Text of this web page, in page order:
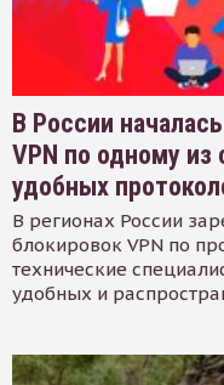
В России
VPN по одному
удобных
В регионах России
блокировок VPN по
технические
удобных и